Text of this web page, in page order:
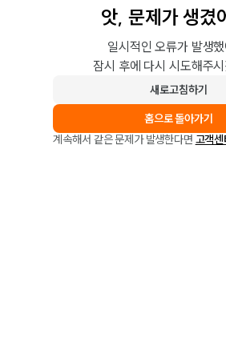
앗, 문제가 생겼
일시적인 오류가 발생
잠시 후에 다시 시도해주
새로고침하기
홈으로 돌아가기
계속해서 같은 문제가 발생한다면 고객센